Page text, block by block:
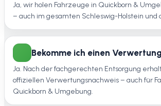
Ja, wir holen Fahrzeuge in Quickborn &
– auch im gesamten Schleswig-Holstein und
Bekomme ich einen
Ja. Nach der fachgerechten Entsorgung
offiziellen Verwertungsnachweis – auch für
Quickborn & Umgebung.